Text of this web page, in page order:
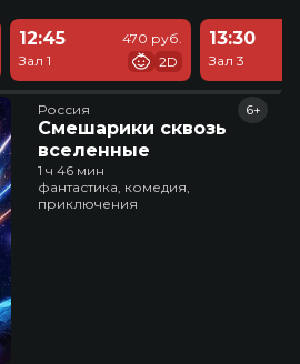
12:45
Зал 1
470 руб.
2D
13:30
Зал 3
Россия
Смешарики сквозь
вселенные
6+
1 ч 46 мин
фантастика, комедия,
приключения